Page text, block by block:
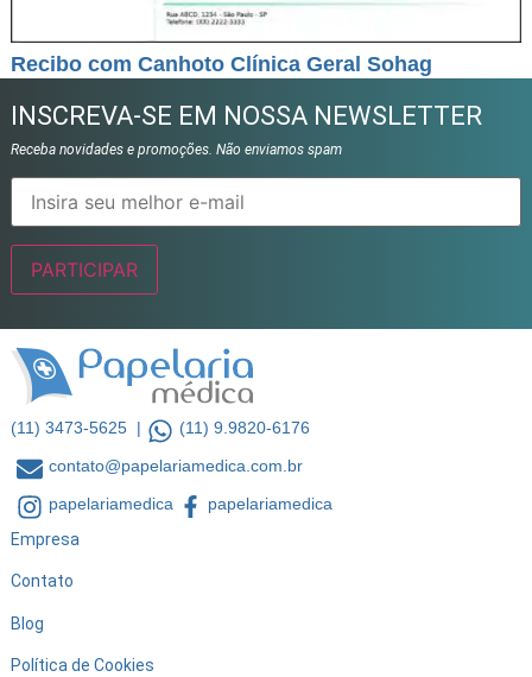
Recibo com Canhoto Clínica Geral Sohag
INSCREVA-SE EM NOSSA NEWSLETTER
Receba novidades e promoções. Não enviamos spam
(11) 3473-5625 |
(11) 9.9820-6176
contato@papelariamedica.com.br
papelariamedica
papelariamedica
Empresa
Contato
Blog
Política de Cookies